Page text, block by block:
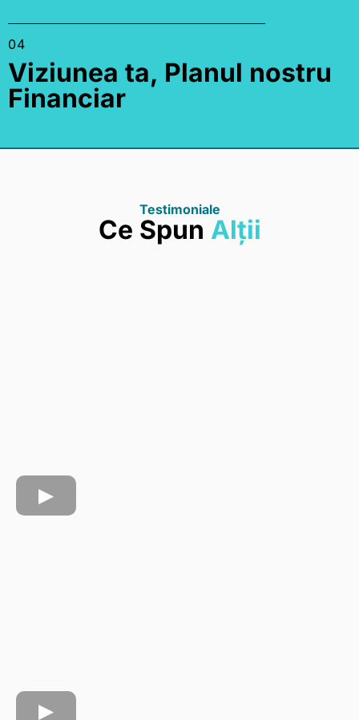
04
Viziunea ta, Planul nostru
Financiar
Testimoniale
Ce Spun Alții